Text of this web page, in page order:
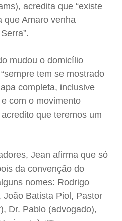
acredita que “existe
que Amaro venha
mudou o domicílio
tem se mostrado
completa, inclusive
com o movimento
que teremos um
Jean afirma que só
da convenção do
nomes: Rodrigo
João Batista Piol, Pastor
Dr. Pablo (advogado),